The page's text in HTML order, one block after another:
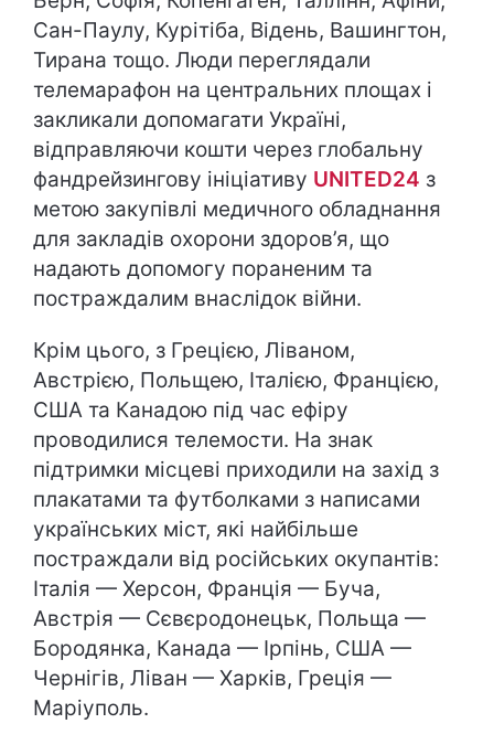
Сан-Паулу, Курітіба, Відень, Вашингтон,
Тирана тощо. Люди переглядали
телемарафон на центральних площах і
закликали допомагати Україні,
відправляючи кошти через глобальну
фандрейзингову ініціативу UNITED24 з
метою закупівлі медичного обладнання
для закладів охорони здоров’я, що
надають допомогу пораненим та
постраждалим внаслідок війни.
Крім цього, з Грецією, Ліваном,
Австрією, Польщею, Італією, Францією,
США та Канадою під час ефіру
проводилися телемости. На знак
підтримки місцеві приходили на захід з
плакатами та футболками з написами
українських міст, які найбільше
постраждали від російських окупантів:
Італія — Херсон, Франція — Буча,
Австрія — Сєвєродонецьк, Польща —
Бородянка, Канада — Ірпінь, США —
Чернігів, Ліван — Харків, Греція —
Маріуполь.